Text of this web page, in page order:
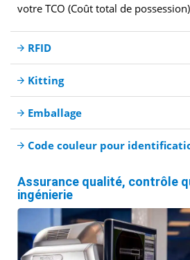
votre TCO (Coût total de
RFID
Kitting
Emballage
Code couleur pour
Assurance qualité, contrôle
ingénierie